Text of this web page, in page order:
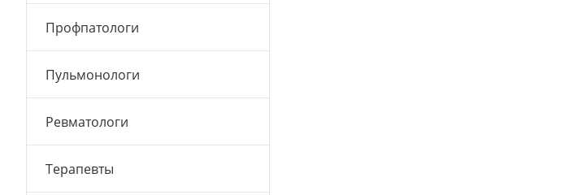
Профпатологи
Пульмонологи
Ревматологи
Терапевты